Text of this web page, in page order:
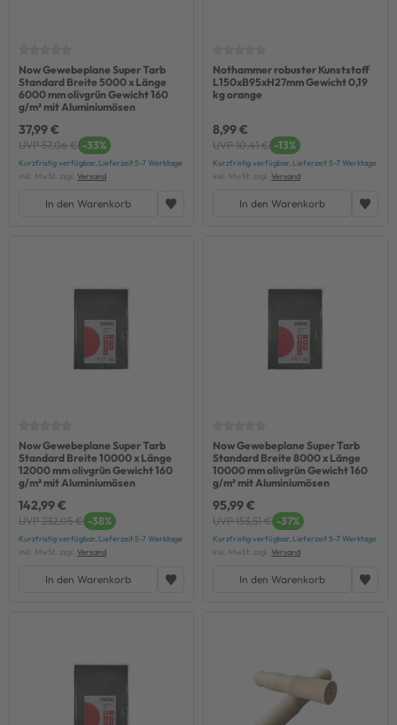
Now Gewebeplane Super Tarb
Standard Breite 5000 x Länge
6000 mm olivgrün Gewicht 160
g/m² mit Aluminiumösen
37,99 €
UVP 57,06 € -33%
Kurzfristig verfügbar, Lieferzeit 5-7 Werktage
inkl. MwSt. zzgl. Versand
In den Warenkorb
Nothammer robuster Kunststoff
L150xB95xH27mm Gewicht 0,19
kg orange
8,99 €
UVP 10,41 € -13%
Kurzfristig verfügbar, Lieferzeit 5-7 Werktage
inkl. MwSt. zzgl. Versand
In den Warenkorb
Now Gewebeplane Super Tarb
Standard Breite 10000 x Länge
12000 mm olivgrün Gewicht 160
g/m² mit Aluminiumösen
142,99 €
UVP 232,05 € -38%
Kurzfristig verfügbar, Lieferzeit 5-7 Werktage
inkl. MwSt. zzgl. Versand
In den Warenkorb
Now Gewebeplane Super Tarb
Standard Breite 8000 x Länge
10000 mm olivgrün Gewicht 160
g/m² mit Aluminiumösen
95,99 €
UVP 153,51 € -37%
Kurzfristig verfügbar, Lieferzeit 5-7 Werktage
inkl. MwSt. zzgl. Versand
In den Warenkorb